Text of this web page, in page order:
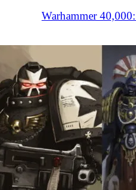
آموزش نصب ماد های بازی Warhammer 40,000: